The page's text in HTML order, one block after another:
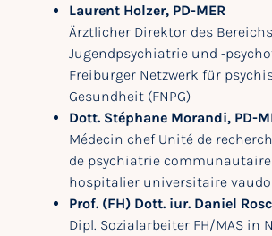
Laurent Holzer, PD-MER
Ärztlicher Direktor des
Jugendpsychiatrie und -
Freiburger Netzwerk für
Gesundheit (FNPG)
Dott. Stéphane Morandi, PD-
Médecin chef Unité de
de psychiatrie communautaire
hospitalier universitaire
Prof. (FH) Dott. iur. Daniel
Dipl. Sozialarbeiter FH/MAS in